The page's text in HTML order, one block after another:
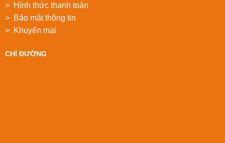
> Hình thức thanh toán
> Bảo mật thông tin
> Khuyển mại
CHỈ ĐƯỜNG